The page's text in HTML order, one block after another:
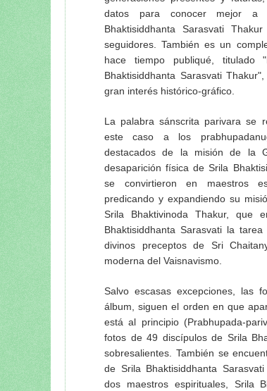
Pasatiempos de Srila
Srila Prabhupada dijo
El néctar de Prabhupada
Srila Prabhupada uvaca:
Srila Prabhupada uvacha
"La esencia de la prédica
(22 Junio 1951)
Instrucciones de Srila
Memorias e instrucciones
Prabhupada uvaca: ¿Quién
Srila Prabhupada uvaca:
La nefasta civilización
Srila Prabhupada-lila… y un
Srila Prabhupada uvaca:
Visión y Plan Maestro para
datos para conocer mejor a
Bhaktisiddhanta Sarasvati
seguidores. También es un
hace tiempo publiqué, titulado
Bhaktisiddhanta Sarasvati
gran interés histórico-gráfico.
La palabra sánscrita parivara se
este caso a los
destacados de la misión de la
desaparición física de Srila
se convirtieron en maestros
predicando y expandiendo su
Srila Bhaktivinoda Thakur, que
Bhaktisiddhanta Sarasvati la
divinos preceptos de Sri
moderna del Vaisnavismo.
Salvo escasas excepciones, las
álbum, siguen el orden en que
está al principio (Prabhupada-
fotos de 49 discípulos de Srila
sobresalientes. También se
de Srila Bhaktisiddhanta
dos maestros espirituales, Srila